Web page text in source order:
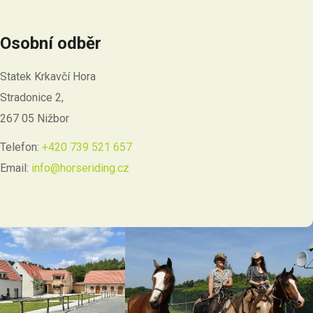
Osobní odběr
Statek Krkavčí Hora
Stradonice 2,
267 05 Nižbor
Telefon: +420 739 521 657
Email: info@horseriding.cz